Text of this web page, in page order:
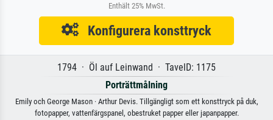
Enthält 25% MwSt.
Konfigurera konsttryck
1794 · Öl auf Leinwand · TavelD: 1175
Porträttmålning
Emily och George Mason · Arthur Devis. Tillgängligt som ett konsttryck på duk,
fotopapper, vattenfärgspanel, obestruket papper eller japanpapper.